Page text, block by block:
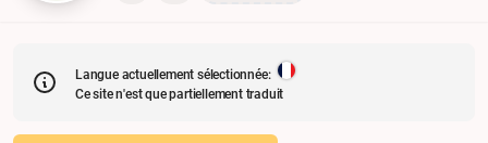
Langue actuellement sélectionnée:
Ce site n'est que partiellement traduit